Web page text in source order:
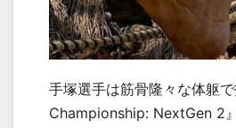
手塚選手は筋骨隆々な体躯
Championship: NextGen 2